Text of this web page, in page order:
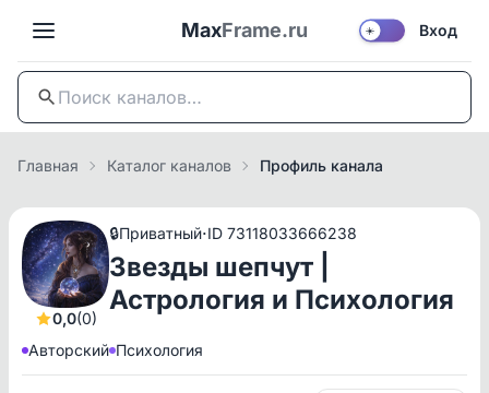
MaxFrame.ru ☀️ Вход
Главная Каталог каналов Профиль канала
0,0(0)
🔒Приватный·ID 73118033666238
Звезды шепчут |
Астрология и Психология
Авторский Психология